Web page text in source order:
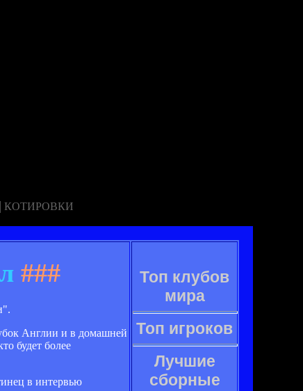
| КОТИРОВКИ
###
Англии и в домашней
будет более
в интервью
Топ клубов
мира
Топ игроков
Лучшие
сборные